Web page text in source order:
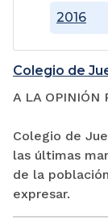
2016
Colegio de
A LA OPINIÓN
Colegio de
las últimas
de la
expresar.